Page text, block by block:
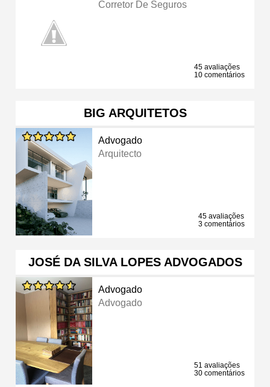
Corretor De Seguros
45 avaliações
10 comentários
BIG ARQUITETOS
Advogado
Arquitecto
45 avaliações
3 comentários
JOSÉ DA SILVA LOPES ADVOGADOS
Advogado
Advogado
51 avaliações
30 comentários